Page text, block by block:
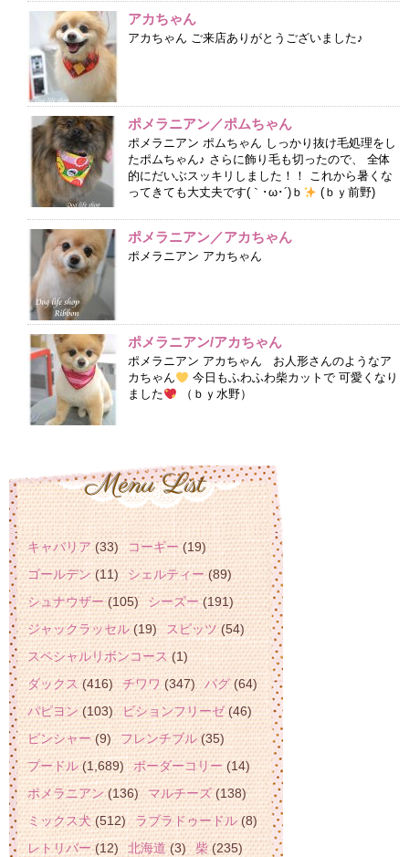
アカちゃん
アカちゃん ご来店ありがとうございました♪
ポメラニアン／ポムちゃん
ポメラニアン ポムちゃん しっかり抜け毛処理をし
たポムちゃん♪ さらに飾り毛も切ったので、 全体
的にだいぶスッキリしました！！ これから暑くな
ってきても大丈夫です(｀･ω･´)ｂ
(ｂｙ前野)
ポメラニアン／アカちゃん
ポメラニアン アカちゃん
ポメラニアン/アカちゃん
ポメラニアン アカちゃん お人形さんのようなア
カちゃん
今日もふわふわ柴カットで 可愛くなり
ました
（ｂｙ水野）
キャバリア(33) コーギー(19)
ゴールデン(11) シェルティー(89)
シュナウザー(105) シーズー(191)
ジャックラッセル(19) スピッツ(54)
スペシャルリボンコース(1)
ダックス(416) チワワ(347) パグ(64)
パピヨン(103) ビションフリーゼ(46)
ピンシャー(9) フレンチブル(35)
プードル(1,689) ボーダーコリー(14)
ポメラニアン(136) マルチーズ(138)
ミックス犬(512) ラブラドゥードル(8)
レトリバー(12) 北海道(3) 柴(235)